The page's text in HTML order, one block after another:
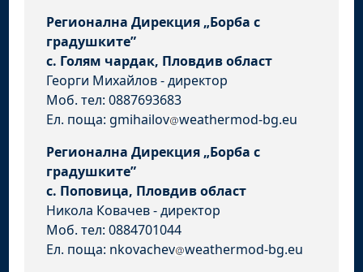
Регионална Дирекция „Борба с
градушките”
с. Голям чардак, Пловдив област
Георги Михайлов - директор
Моб. тел: 0887693683
Ел. поща: gmihailov weathermod-bg.eu
Регионална Дирекция „Борба с
градушките”
с. Поповица, Пловдив област
Никола Ковачев - директор
Моб. тел: 0884701044
Ел. поща: nkovachev weathermod-bg.eu